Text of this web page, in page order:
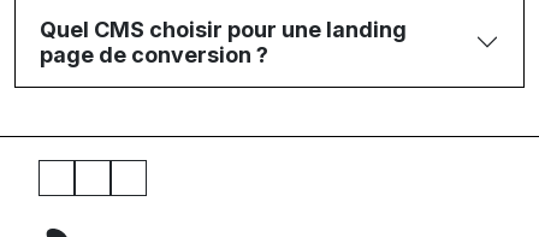
Quel CMS choisir pour une landing
page de conversion ?